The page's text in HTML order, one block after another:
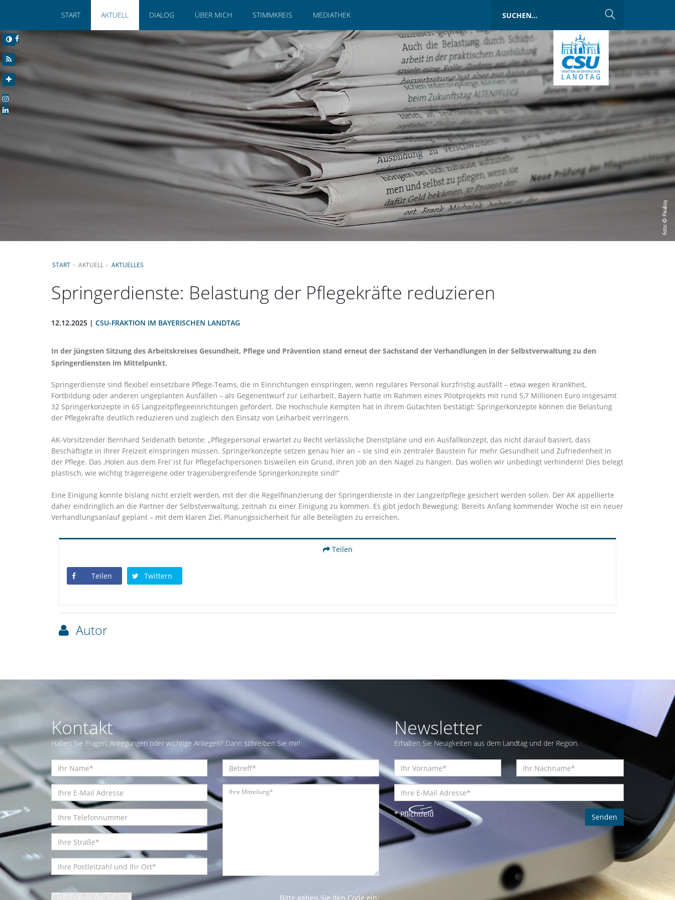
START AKTUELL DIALOG ÜBER MICH STIMMKREIS MEDIATHEK
START AKTUELL AKTUELLES
Springerdienste: Belastung der Pflegekräfte reduzieren
12.12.2025 | CSU-FRAKTION IM BAYERISCHEN LANDTAG
In der jüngsten Sitzung des Arbeitskreises Gesundheit, Pflege und Prävention stand erneut der Sachstand der Verhandlungen in der Selbstverwaltung zu den
Springerdiensten im Mittelpunkt.
Springerdienste sind flexibel einsetzbare Pflege-Teams, die in Einrichtungen einspringen, wenn reguläres Personal kurzfristig ausfällt – etwa wegen Krankheit,
Fortbildung oder anderen ungeplanten Ausfällen – als Gegenentwurf zur Leiharbeit. Bayern hatte im Rahmen eines Pilotprojekts mit rund 5,7 Millionen Euro insgesamt
32 Springerkonzepte in 65 Langzeitpflegeeinrichtungen gefördert. Die Hochschule Kempten hat in ihrem Gutachten bestätigt: Springerkonzepte können die Belastung
der Pflegekräfte deutlich reduzieren und zugleich den Einsatz von Leiharbeit verringern.
AK-Vorsitzender Bernhard Seidenath betonte: „Pflegepersonal erwartet zu Recht verlässliche Dienstpläne und ein Ausfallkonzept, das nicht darauf basiert, dass
Beschäftigte in ihrer Freizeit einspringen müssen. Springerkonzepte setzen genau hier an – sie sind ein zentraler Baustein für mehr Gesundheit und Zufriedenheit in
der Pflege. Das ‚Holen aus dem Frei‘ ist für Pflegefachpersonen bisweilen ein Grund, ihren Job an den Nagel zu hängen. Das wollen wir unbedingt verhindern! Dies belegt
plastisch, wie wichtig trägereigene oder trägerübergreifende Springerkonzepte sind!“
Eine Einigung konnte bislang nicht erzielt werden, mit der die Regelfinanzierung der Springerdienste in der Langzeitpflege gesichert werden sollen. Der AK appellierte
daher eindringlich an die Partner der Selbstverwaltung, zeitnah zu einer Einigung zu kommen. Es gibt jedoch Bewegung: Bereits Anfang kommender Woche ist ein neuer
Verhandlungsanlauf geplant – mit dem klaren Ziel, Planungssicherheit für alle Beteiligten zu erreichen.
Teilen
Teilen Twittern
Autor
Kontakt
Haben Sie Fragen, Anregungen oder wichtige Anliegen? Dann schreiben Sie mir!
Bitte geben Sie den Code ein:
Newsletter
Erhalten Sie Neuigkeiten aus dem Landtag und der Region.
* Pflichtfeld